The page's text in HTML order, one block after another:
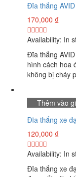
Đĩa thắng
170,000 ₫
Availability: In
Đĩa thắng
hình cách hoa
không bị cháy
Thêm vào
Đĩa thắng xe
120,000 ₫
Availability: In
Đĩa thắng xe